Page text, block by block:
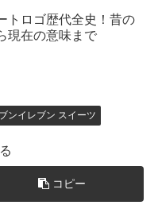
トロゴ歴代全史！昔の
現在の意味まで
ンイレブン スイーツ
コピー